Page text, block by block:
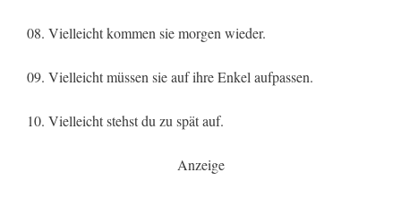
08. Vielleicht kommen sie morgen wieder.
09. Vielleicht müssen sie auf ihre Enkel aufpassen.
10. Vielleicht stehst du zu spät auf.
Anzeige